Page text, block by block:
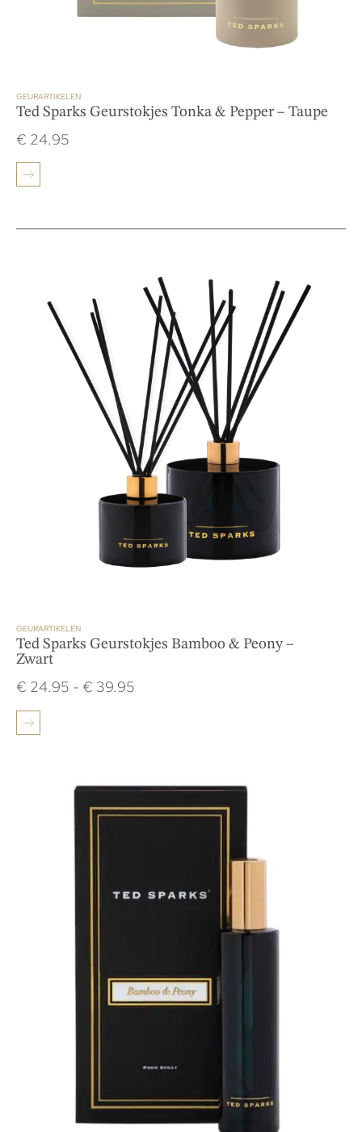
GEURARTIKELEN
Ted Sparks Geurstokjes Tonka & Pepper – Taupe
€ 24.95
GEURARTIKELEN
Ted Sparks Geurstokjes Bamboo & Peony –
Zwart
€ 24.95 - € 39.95